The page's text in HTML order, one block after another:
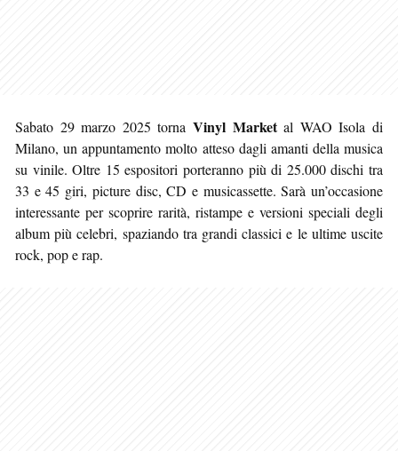
Sabato 29 marzo 2025 torna Vinyl Marketal WAO Isola di
Milano, un appuntamento molto atteso dagli amanti della musica
su vinile. Oltre 15 espositori porteranno più di 25.000 dischi tra
33 e 45 giri, picture disc, CD e musicassette. Sarà un’occasione
interessante per scoprire rarità, ristampe e versioni speciali degli
album più celebri, spaziando tra grandi classici e le ultime uscite
rock, pop e rap.